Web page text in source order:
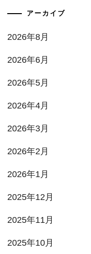
アーカイブ
2026年8月
2026年6月
2026年5月
2026年4月
2026年3月
2026年2月
2026年1月
2025年12月
2025年11月
2025年10月